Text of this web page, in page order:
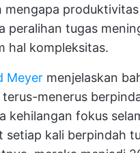
mengapa
peralihan tugas
hal kompleksitas.
Meyer menjelaskan
menerus
kehilangan fokus
setiap kali berpindah